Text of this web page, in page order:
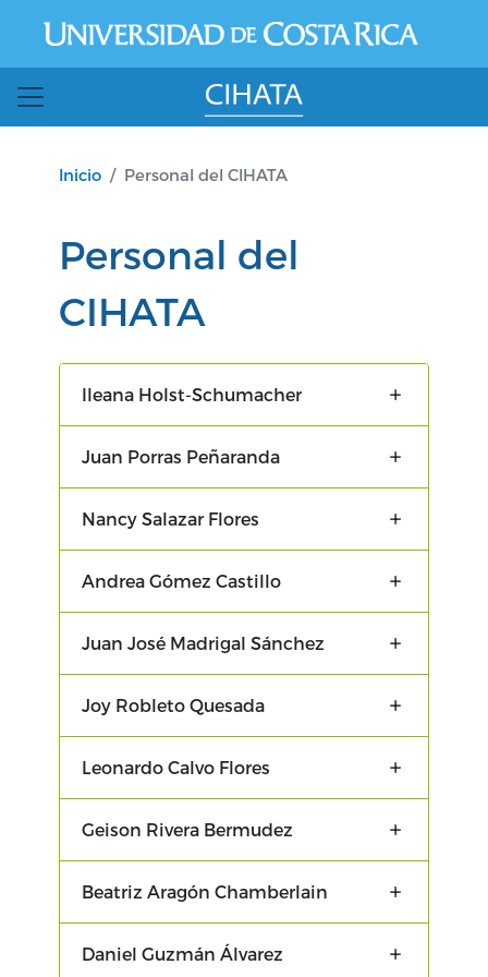
Inicio Personal del CIHATA
Personal del
CIHATA
Ileana Holst-Schumacher
Juan Porras Peñaranda
Nancy Salazar Flores
Andrea Gómez Castillo
Juan José Madrigal Sánchez
Joy Robleto Quesada
Leonardo Calvo Flores
Geison Rivera Bermudez
Beatriz Aragón Chamberlain
Daniel Guzmán Álvarez